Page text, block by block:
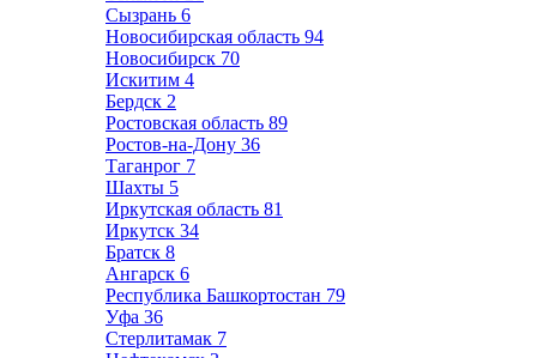
Сызрань 6
Новосибирская область 94
Новосибирск 70
Искитим 4
Бердск 2
Ростовская область 89
Ростов-на-Дону 36
Таганрог 7
Шахты 5
Иркутская область 81
Иркутск 34
Братск 8
Ангарск 6
Республика Башкортостан 79
Уфа 36
Стерлитамак 7